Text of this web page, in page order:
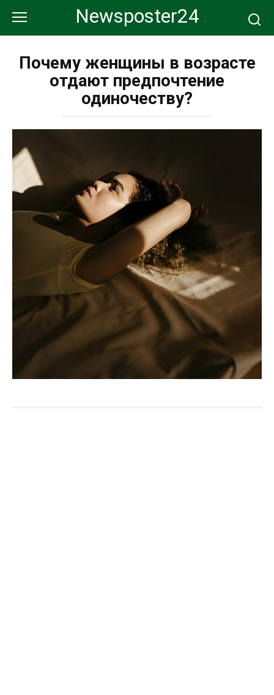
контенту
Newsposter24
Почему женщины в возрасте
отдают предпочтение
одиночеству?